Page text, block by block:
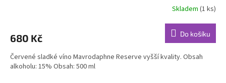
Skladem (1 ks)
680 Kč Do košíku
Červené sladké víno Mavrodaphne Reserve vyšší kvality. Obsah
alkoholu: 15% Obsah: 500 ml